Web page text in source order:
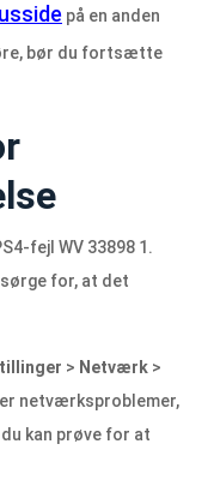
på en anden
bør du fortsætte
fejl WV 33898 1.
for, at det
> Netværk >
netværksproblemer,
kan prøve for at